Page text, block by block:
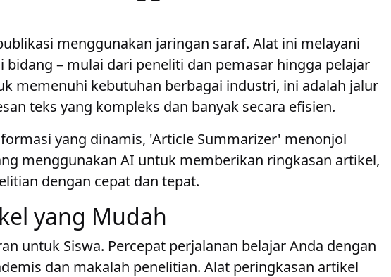
menggunakan jaringan saraf. Alat ini melayani
bidang – mulai dari peneliti dan pemasar hingga pelajar
memenuhi kebutuhan berbagai industri, ini adalah jalur
teks yang kompleks dan banyak secara efisien.
yang dinamis, 'Article Summarizer' menonjol
menggunakan AI untuk memberikan ringkasan artikel,
dengan cepat dan tepat.
yang Mudah
untuk Siswa. Percepat perjalanan belajar Anda dengan
dan makalah penelitian. Alat peringkasan artikel